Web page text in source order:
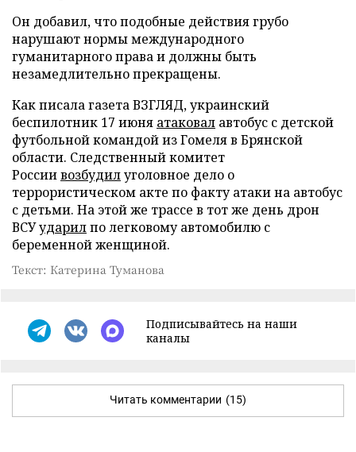
Он добавил, что подобные действия грубо
нарушают нормы международного
гуманитарного права и должны быть
незамедлительно прекращены.
Как писала газета ВЗГЛЯД, украинский
беспилотник 17 июня атаковал автобус с детской
футбольной командой из Гомеля в Брянской
области. Следственный комитет
Россиивозбудилуголовное дело о
террористическом акте по факту атаки на автобус
с детьми. На этой же трассе в тот же день дрон
ВСУударилпо легковому автомобилю с
беременной женщиной.
Текст: Катерина Туманова
Подписывайтесь на наши
каналы
Читать комментарии (15)